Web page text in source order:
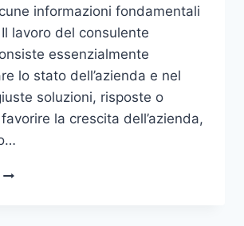
informazioni fondamentali
lavoro del consulente
essenzialmente
lo stato dell’azienda e nel
soluzioni, risposte o
la crescita dell’azienda,
IL